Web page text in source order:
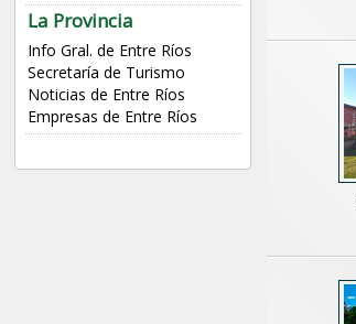
La Provincia
Info Gral. de Entre Ríos
Secretaría de Turismo
Noticias de Entre Ríos
Empresas de Entre Ríos